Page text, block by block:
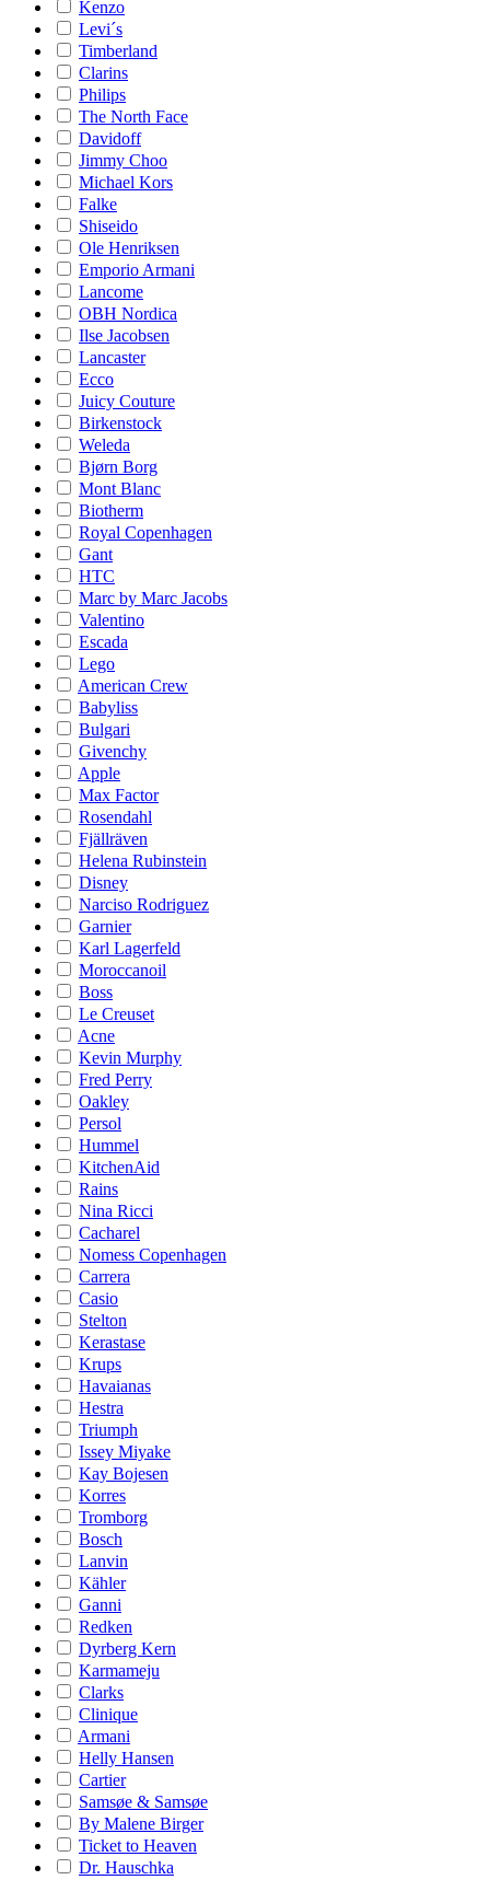
Kenzo
Levi´s
Timberland
Clarins
Philips
The North Face
Davidoff
Jimmy Choo
Michael Kors
Falke
Shiseido
Ole Henriksen
Emporio Armani
Lancome
OBH Nordica
Ilse Jacobsen
Lancaster
Ecco
Juicy Couture
Birkenstock
Weleda
Bjørn Borg
Mont Blanc
Biotherm
Royal Copenhagen
Gant
HTC
Marc by Marc Jacobs
Valentino
Escada
Lego
American Crew
Babyliss
Bulgari
Givenchy
Apple
Max Factor
Rosendahl
Fjällräven
Helena Rubinstein
Disney
Narciso Rodriguez
Garnier
Karl Lagerfeld
Moroccanoil
Boss
Le Creuset
Acne
Kevin Murphy
Fred Perry
Oakley
Persol
Hummel
KitchenAid
Rains
Nina Ricci
Cacharel
Nomess Copenhagen
Carrera
Casio
Stelton
Kerastase
Krups
Havaianas
Hestra
Triumph
Issey Miyake
Kay Bojesen
Korres
Tromborg
Bosch
Lanvin
Kähler
Ganni
Redken
Dyrberg Kern
Karmameju
Clarks
Clinique
Armani
Helly Hansen
Cartier
Samsøe & Samsøe
By Malene Birger
Ticket to Heaven
Dr. Hauschka